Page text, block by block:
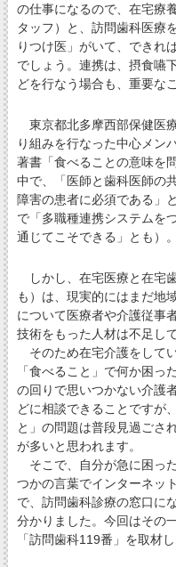
の仕事になるので、在宅療
タッフ）と、訪問歯科医療
りつけ医」がいて、できれ
でしょう。連携は、摂食嚥
どを行なう場合も、重要な
東京都北多摩西部保健医
り組みを行なった中心メン
著書「食べることの意味を
中で、「医師と歯科医師の
障害の患者に必須である」
で「多職種連携システムを
通じてこそできる」とも）。
しかし、在宅医療と在宅
も）は、現実的にはまだ地
について医療者や介護従事
技術をもった人材は不足し
そのため在宅介護をして
「食べること」で何か困っ
の回りで思いつかない介護
どに相談できることですが
と」の問題は普段見過ごさ
が多いと思われます。
そこで、自分が急に困っ
つかの言葉でインターネッ
で、訪問歯科診療の窓口に
分かりました。今回はその
「訪問歯科119番」を取材し